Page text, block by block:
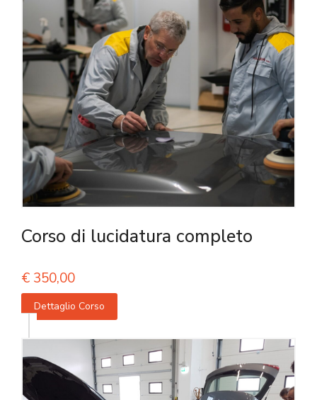
Corso di lucidatura completo
€ 350,00
Dettaglio Corso